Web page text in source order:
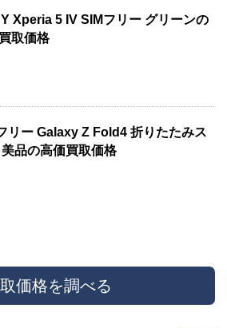
Xperia 5 IV SIMフリー グリーンの
取価格
リー Galaxy Z Fold4 折りたたみス
品の高価買取価格
価格を調べる